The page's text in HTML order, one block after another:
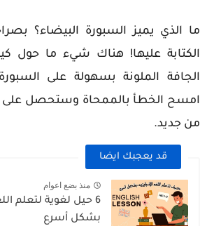
ما الذي يميز السبورة البيضاء؟
الكتابة عليها! هناك شيء ما حول
الجافة الملونة بسهولة على
امسح الخطأ بالممحاة وستحصل على
من جديد.
قد يعجبك ايضا
منذ بضع اعوام
6 حيل لغوية لتعلم
بشكل أسرع